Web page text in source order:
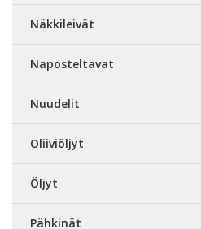
Näkkileivät
Naposteltavat
Nuudelit
Oliiviöljyt
Öljyt
Pähkinät